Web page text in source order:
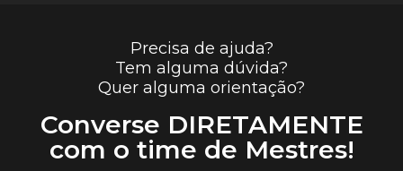
Precisa de ajuda?
Tem alguma dúvida?
Quer alguma orientação?
Converse DIRETAMENTE
com o time de Mestres!